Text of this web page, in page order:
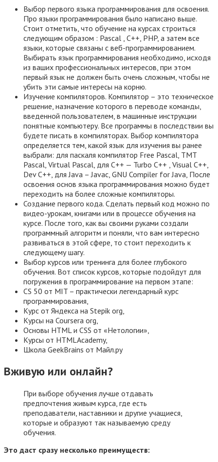
Выбор первого языка программирования для освоения.
Про языки программирования было написано выше.
Стоит отметить, что обучение на курсах строиться
следующим образом : Pascal , C++, PHP, а затем все
языки, которые связаны с веб-программированием.
Выбирать язык программирования необходимо, исходя
из ваших профессиональных интересов, при этом
первый язык не должен быть очень сложным, чтобы не
убить эти самые интересы на корню.
Изучение компиляторов. Компилятор – это техническое
решение, назначение которого в переводе команды,
введенной пользователем, в машинные инструкции
понятные компьютеру. Все программы в последствии вы
будете писать в компиляторах. Выбор компилятора
определяется тем, какой язык для изучения вы ранее
выбрали: для паскаля компилятор Free Pascal, TMT
Pascal, Virtual Pascal, для C++ — Turbo C++ , Visual C++,
Dev C++, для Java – Javac, GNU Compiler for Java, После
освоения основ языка программирования можно будет
переходить на более сложные компиляторы.
Создание первого кода. Сделать первый код можно по
видео-урокам, книгами или в процессе обучения на
курсе. После того, как вы своими руками создали
программный алгоритм и поняли, что вам интересно
развиваться в этой сфере, то стоит переходить к
следующему шагу.
Выбор курсов или тренинга для более глубокого
обучения. Вот список курсов, которые подойдут для
погружения в программирование на первом этапе:
CS 50 от MIT – практически легендарный курс
программирования,
Курс от Яндекса на Stepik org,
Курсы на Coursera org,
Основы HTML и CSS от «Нетологии»,
Курсы от HTMLAcademy,
Школа GeekBrains от Майл.ру
Вживую или онлайн?
При выборе обучения лучше отдавать
предпочтения живым курса, где есть
преподаватели, наставники и другие учащиеся,
которые и образуют так называемую среду
обучения.
Это даст сразу несколько преимуществ: